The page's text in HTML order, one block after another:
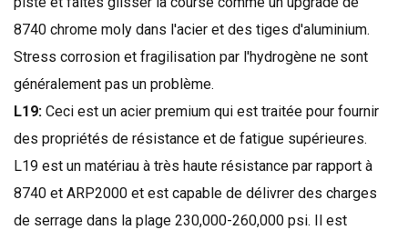
8740 chrome moly dans l'acier et des tiges d'aluminium.
Stress corrosion et fragilisation par l'hydrogène ne sont
généralement pas un problème.
L19: Ceci est un acier premium qui est traitée pour fournir
des propriétés de résistance et de fatigue supérieures.
L19 est un matériau à très haute résistance par rapport à
8740 et ARP2000 et est capable de délivrer des charges
de serrage dans la plage 230,000-260,000 psi. Il est